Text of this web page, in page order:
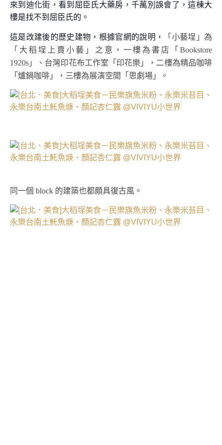
來到迪化街，看到屈臣氏大藥房，千萬別誤會了，這棟大
樓是找不到屈臣氏的。
這是改建後的歷史建物，根據官網的說明，
「小藝埕」為
「大稻埕上賣小藝」之意，一樓為書店「Bookstore
1920s」、台灣印花布工作室「印花樂」，二樓為精品咖啡
「爐鍋咖啡」，三樓為展演空間「思劇場」。
同一個 block 的建築也都頗具復古風。